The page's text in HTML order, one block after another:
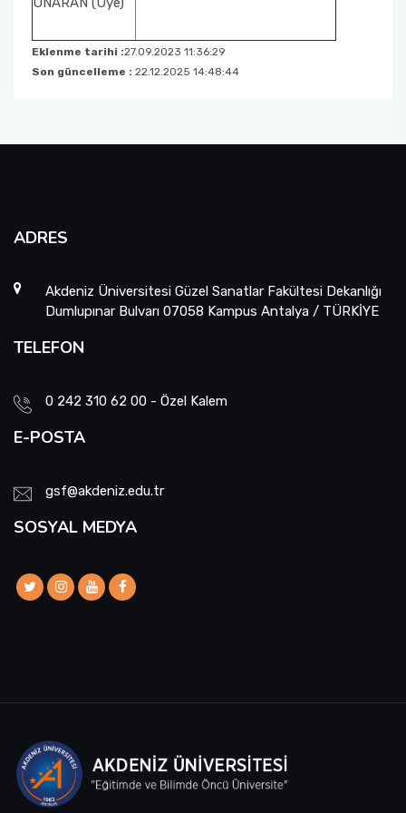
Eklenme tarihi :27.09.2023 11:36:29
Son güncelleme : 22.12.2025 14:48:44
ADRES
Akdeniz Üniversitesi Güzel Sanatlar Fakültesi Dekanlığı
Dumlupınar Bulvarı 07058 Kampus Antalya / TÜRKİYE
TELEFON
0 242 310 62 00 - Özel Kalem
E-POSTA
gsf@akdeniz.edu.tr
SOSYAL MEDYA
Risk Değerlendirme Kurulumuz
Birim Akademik Teşvik Başvuru ve İnceleme
Birim Mezun Komisyonu